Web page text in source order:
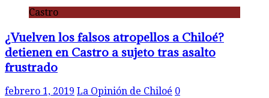
Castro
¿Vuelven los falsos atropellos a Chiloé?
detienen en Castro a sujeto tras asalto
frustrado
febrero 1, 2019 La Opinión de Chiloé 0